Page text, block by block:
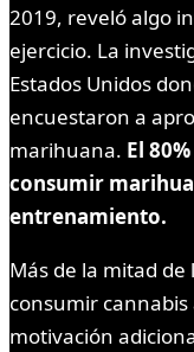
2019, reveló algo
ejercicio. La
Estados Unidos
encuestaron a
marihuana. El
consumir
entrenamiento.
Más de la mitad
consumir
motivación